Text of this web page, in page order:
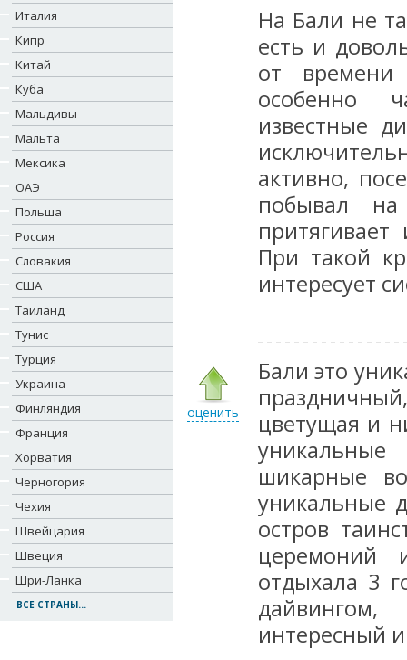
Италия
Кипр
Китай
Куба
Мальдивы
Мальта
Мексика
ОАЭ
Польша
Россия
Словакия
США
Таиланд
Тунис
Турция
Украина
Финляндия
Франция
Хорватия
Черногория
Чехия
Швейцария
Швеция
Шри-Ланка
ВСЕ СТРАНЫ...
На Бали не
есть и
от времени
особенно
известные
активно,
побывал
При такой
интересует
оценить
Бали это
цветущая и
шикарные
уникальные
остров
церемоний
отдыхала 3
интересный